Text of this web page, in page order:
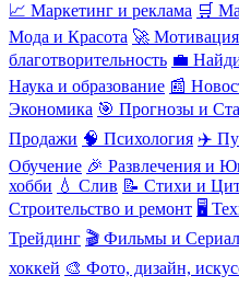
📈 Маркетинг и реклама 🛒
Мода и Красота 🚀 Мотивация
благотворительность 💼
Наука и образование 📰
Экономика 🎯 Прогнозы и
Продажи 🧠 Психология ✈️
Обучение 🎉 Развлечения и
хобби 💧 Слив 📝 Стихи и
Строительство и ремонт 🖥️
Трейдинг 🎬 Фильмы и
хоккей 🎨 Фото, дизайн,